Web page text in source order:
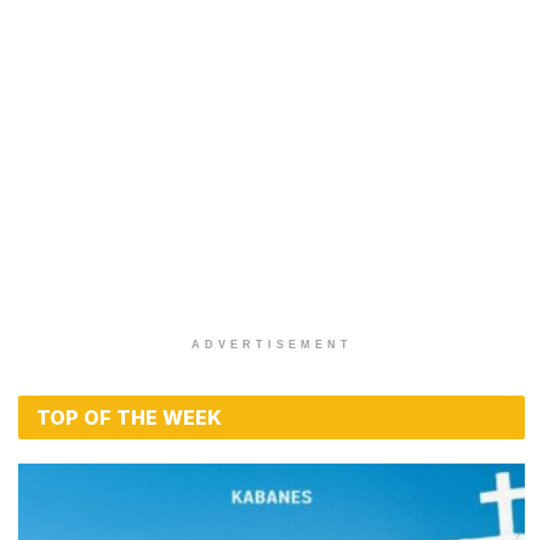
ADVERTISEMENT
TOP OF THE WEEK